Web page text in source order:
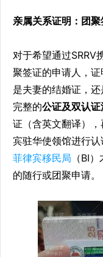
亲属关系证明：团聚
对于希望通过SRRV
聚签证的申请人，
是夫妻的结婚证，
完整的公证及双认证
证（含英文翻译）
宾驻华使领馆进行认
菲律宾移民局 （BI
的随行或团聚申请。